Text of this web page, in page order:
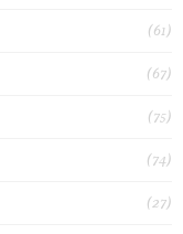
(61)
(67)
(75)
(74)
(27)